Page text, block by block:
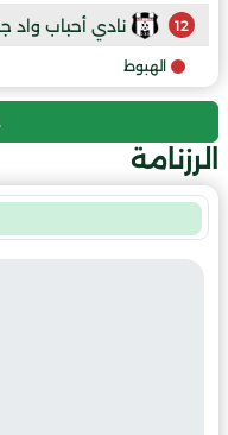
12 نادي أحباب واد
الهبوط
الرزنامة